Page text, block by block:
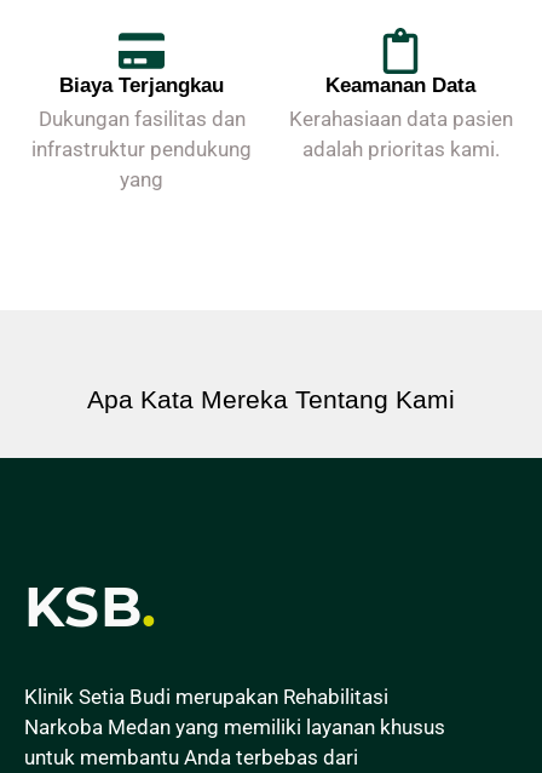
Biaya Terjangkau
Dukungan fasilitas dan
infrastruktur pendukung
yang
Keamanan Data
Kerahasiaan data pasien
adalah prioritas kami.
Apa Kata Mereka Tentang Kami
KSB.
Klinik Setia Budi merupakan Rehabilitasi
Narkoba Medan yang memiliki layanan khusus
untuk membantu Anda terbebas dari